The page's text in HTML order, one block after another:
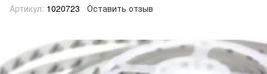
Артикул: 1020723 Оставить отзыв